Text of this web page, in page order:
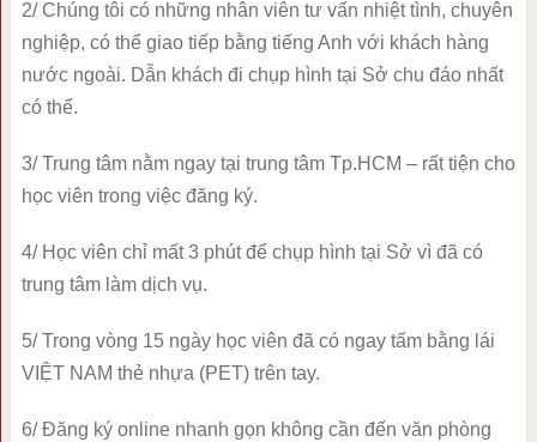
2/ Chúng tôi có những nhân viên tư vấn nhiệt tình, chuyên
nghiệp, có thể giao tiếp bằng tiếng Anh với khách hàng
nước ngoài. Dẫn khách đi chụp hình tại Sở chu đáo nhất
có thể.
3/ Trung tâm nằm ngay tại trung tâm Tp.HCM – rất tiện cho
học viên trong việc đăng ký.
4/ Học viên chỉ mất 3 phút để chụp hình tại Sở vì đã có
trung tâm làm dịch vụ.
5/ Trong vòng 15 ngày học viên đã có ngay tấm bằng lái
VIỆT NAM thẻ nhựa (PET) trên tay.
6/ Đăng ký online nhanh gọn không cần đến văn phòng